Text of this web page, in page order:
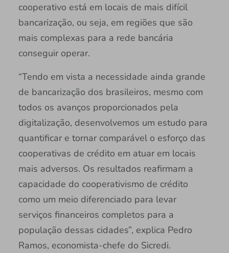
cooperativo está em locais de mais difícil
bancarização, ou seja, em regiões que são
mais complexas para a rede bancária
conseguir operar.
“Tendo em vista a necessidade ainda grande
de bancarização dos brasileiros, mesmo com
todos os avanços proporcionados pela
digitalização, desenvolvemos um estudo para
quantificar e tornar comparável o esforço das
cooperativas de crédito em atuar em locais
mais adversos. Os resultados reafirmam a
capacidade do cooperativismo de crédito
como um meio diferenciado para levar
serviços financeiros completos para a
população dessas cidades”, explica Pedro
Ramos, economista-chefe do Sicredi.